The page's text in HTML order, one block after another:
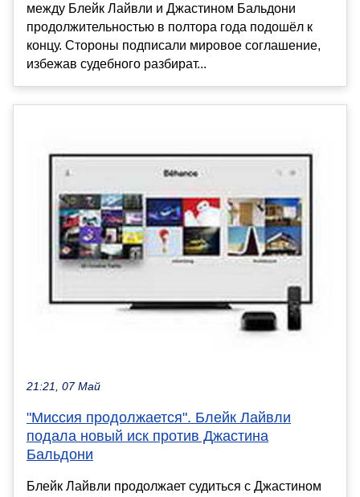
между Блейк Лайвли и Джастином Бальдони
продолжительностью в полтора года подошёл к
концу. Стороны подписали мировое соглашение,
избежав судебного разбират...
21:21, 07 Май
"Миссия продолжается". Блейк Лайвли
подала новый иск против Джастина
Бальдони
Блейк Лайвли продолжает судиться с Джастином